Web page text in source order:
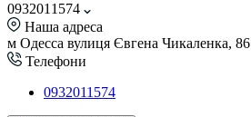
0932011574
Наша адреса
м Одесса вулиця Євгена Чикаленка, 86
Телефони
0932011574